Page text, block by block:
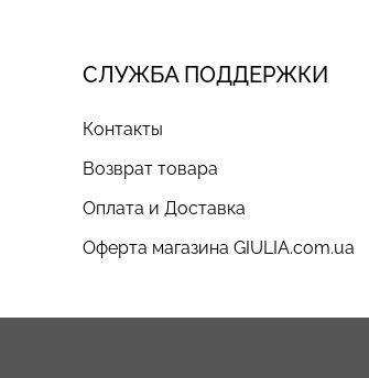
СЛУЖБА ПОДДЕРЖКИ
Контакты
Возврат товара
Оплата и Доставка
Оферта магазина GIULIA.com.ua